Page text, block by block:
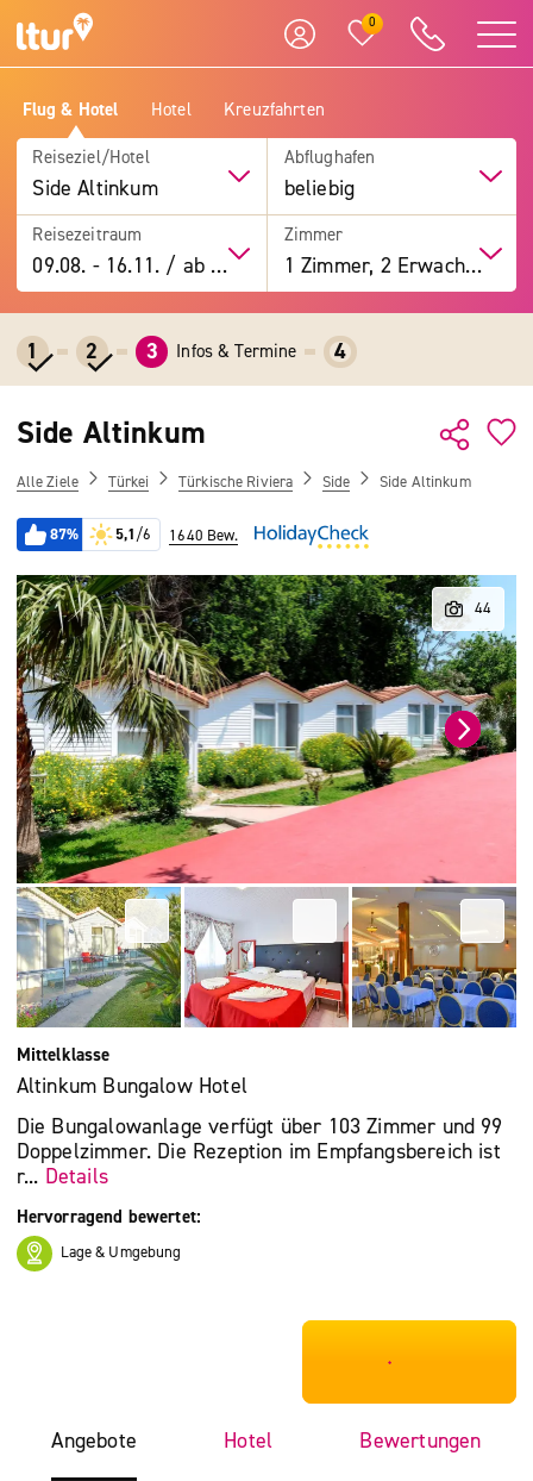
0
Flug & Hotel Hotel Kreuzfahrten
Reiseziel/Hotel
Side Altinkum
Abflughafen
beliebig
Reisezeitraum
09.08. -16.11. / ab 7 Tage
Zimmer
1 Zimmer, 2 Erwachsene
1 2 3 Infos & Termine 4
Side Altinkum
Alle Ziele Türkei Türkische Riviera Side Side Altinkum
87% 5,1/6 1640 Bew.
Mittelklasse
Altinkum Bungalow Hotel
Die Bungalowanlage verfügt über 103 Zimmer und 99
Doppelzimmer. Die Rezeption im Empfangsbereich ist
r... Details
Hervorragend bewertet:
Lage & Umgebung
***************
Angebote Hotel Bewertungen